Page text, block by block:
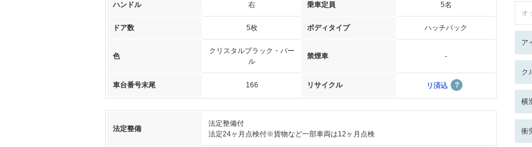
ハンドル 右 乗車定員 5名
ドア数 5枚 ボディタイプ ハッチバック
色
クリスタルブラック・パー
ル
禁煙車 -
車台番号末尾 166 リサイクル リ済込
法定整備
法定整備付
法定24ヶ月点検付※貨物など一部車両は12ヶ月点検
オ
ア
ク
横
衝